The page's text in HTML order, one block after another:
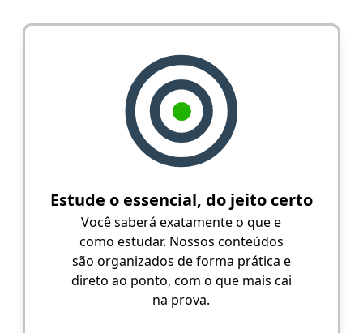
Estude o essencial, do jeito certo
Você saberá exatamente o que e
como estudar. Nossos conteúdos
são organizados de forma prática e
direto ao ponto, com o que mais cai
na prova.